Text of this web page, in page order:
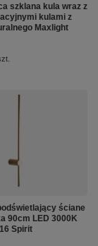
szklana kula wraz z
kulami z
Maxlight
ściane
90cm LED 3000K
Spirit